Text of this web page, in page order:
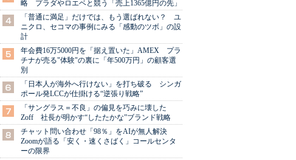
略 プラダやロエベと競う「売上1365億円の先」
「普通に満足」だけでは、もう選ばれない？ ユ
ニクロ、セコマの事例にみる「感動のツボ」の設
計
年会費16万5000円を「据え置いた」AMEX プラ
チナが売る"体験"の裏に「年500万円」の顧客選
別
「日本人が海外へ行けない」を打ち破る シンガ
ポール発LCCが仕掛ける“逆張り戦略”
「サングラス＝不良」の偏見を巧みに壊した
Zoff 社長が明かす“したたかな”ブランド戦略
チャット問い合わせ「98％」をAIが無人解決
Zoomが語る「安く・速くさばく」コールセンタ
ーの限界